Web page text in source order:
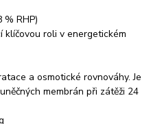
RHP)
klíčovou roli v energetickém
a osmotické rovnováhy. Je
membrán při zátěži 24